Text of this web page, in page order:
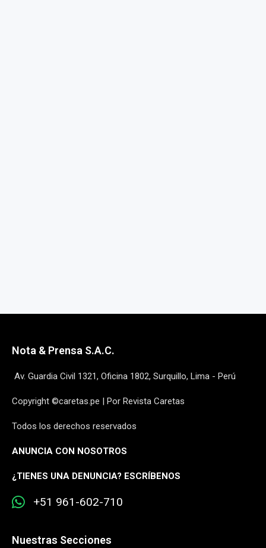
Nota & Prensa S.A.C.
Av. Guardia Civil 1321, Oficina 1802, Surquillo, Lima - Perú
Copyright ©caretas.pe | Por Revista Caretas
Todos los derechos reservados
ANUNCIA CON NOSOTROS
¿TIENES UNA DENUNCIA? ESCRÍBENOS
+51 961-602-710
Nuestras Secciones